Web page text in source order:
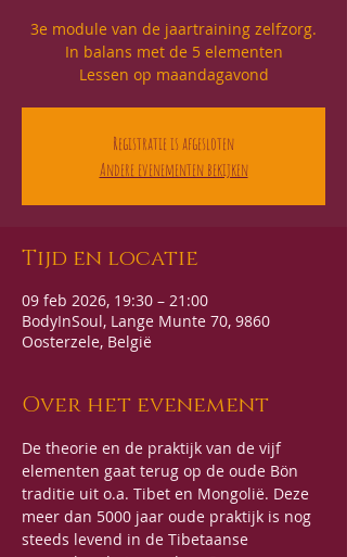
3e module van de jaartraining zelfzorg.
In balans met de 5 elementen
Lessen op maandagavond
Registratie is afgesloten
Andere evenementen bekijken
Tijd en locatie
09 feb 2026, 19:30 – 21:00
BodyInSoul, Lange Munte 70, 9860
Oosterzele, België
Over het evenement
De theorie en de praktijk van de vijf
elementen gaat terug op de oude Bön
traditie uit o.a. Tibet en Mongolië. Deze
meer dan 5000 jaar oude praktijk is nog
steeds levend in de Tibetaanse